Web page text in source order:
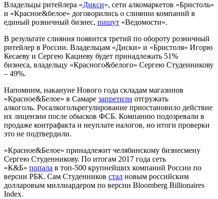
Владельцы ритейлера «Дикси», сети алкомаркетов «Бристоль»
и «Красное&белое» договорились о слиянии компаний в
единый розничный бизнес, пишут «Ведомости».
В результате слияния появится третий по обороту розничный
ритейлер в России. Владельцам «Диски» и «Бристоля» Игорю
Кесаеву и Сергею Кациеву будет принадлежать 51%
бизнеса, владельцу «Красного&белого» Сергею Студенникову
– 49%.
Напомним, накануне Нового года складам магазинов
«Красное&Белое» в Самаре запретили отгружать
алкоголь. Росалкогольрегулирование приостановило действие
их лицензии после обысков ФСБ. Компанию подозревали в
продаже контрафакта и неуплате налогов, но итоги проверки
это не подтвердили.
«Красное&Белое» принадлежит челябинскому бизнесмену
Сергею Студенникову. По итогам 2017 года сеть
«К&Б» попала в топ-500 крупнейших компаний России по
версии РБК. Cам Студенников стал новым российским
долларовым миллиардером по версии Bloomberg Billionaires
Index.